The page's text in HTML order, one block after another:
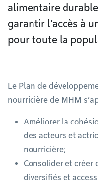
alimentaire
garantir l’accès à
pour toute la
Le Plan de
nourricière de MHM
Améliorer la
des acteurs et
nourricière;
Consolider et créer
diversifiés et